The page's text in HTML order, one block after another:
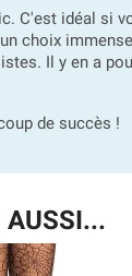
C'est idéal si
choix
Il y en a
de succès !
AUSSI...